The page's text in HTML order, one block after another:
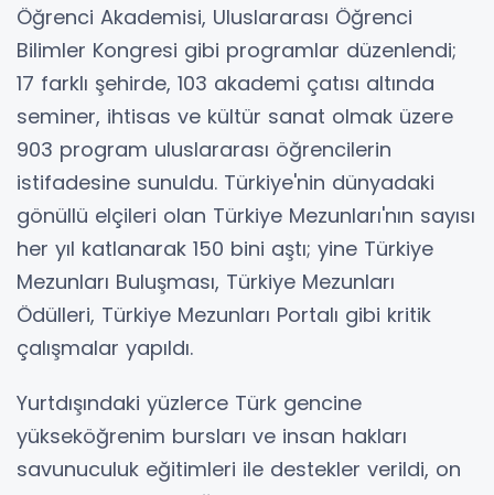
Öğrenci Akademisi, Uluslararası Öğrenci
Bilimler Kongresi gibi programlar düzenlendi;
17 farklı şehirde, 103 akademi çatısı altında
seminer, ihtisas ve kültür sanat olmak üzere
903 program uluslararası öğrencilerin
istifadesine sunuldu. Türkiye'nin dünyadaki
gönüllü elçileri olan Türkiye Mezunları'nın sayısı
her yıl katlanarak 150 bini aştı; yine Türkiye
Mezunları Buluşması, Türkiye Mezunları
Ödülleri, Türkiye Mezunları Portalı gibi kritik
çalışmalar yapıldı.
Yurtdışındaki yüzlerce Türk gencine
yükseköğrenim bursları ve insan hakları
savunuculuk eğitimleri ile destekler verildi, on